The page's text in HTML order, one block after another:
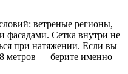
ветреные регионы,
фасадами. Сетка внутри не
при натяжении. Если вы
метров — берите именно